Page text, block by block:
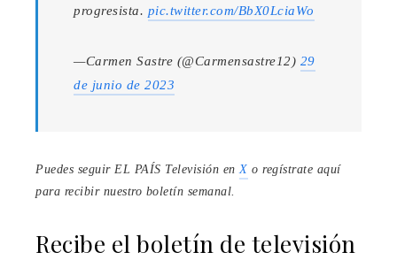
progresista. pic.twitter.com/BbX0LciaWo
—Carmen Sastre (@Carmensastre12) 29
de junio de 2023
Puedes seguir EL PAÍS Televisión en X o regístrate aquí
para recibir nuestro boletín semanal
Recibe el boletín de televisión